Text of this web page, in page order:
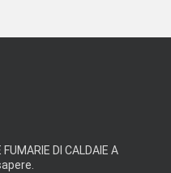
DI CALDAIE A